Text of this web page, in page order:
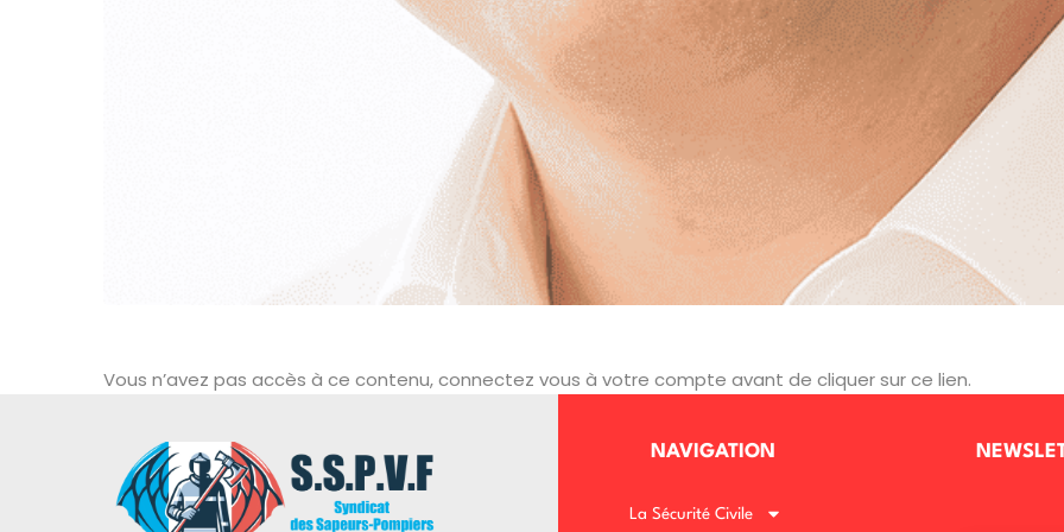
Vous n’avez pas accès à ce contenu, connectez vous à votre compte avant de cliquer sur ce lien.
NAVIGATION
La Sécurité Civile